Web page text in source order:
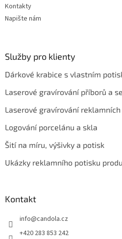
Kontakty
Napište nám
Služby pro klienty
Dárkové krabice s vlastním
Laserové gravírování příborů a
Laserové gravírování
Logování porcelánu a skla
Šití na míru, výšivky a potisk
Ukázky reklamního potisku
Kontakt
info@candola.cz
+420 283 853 242